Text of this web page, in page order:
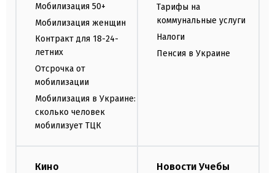
Мобилизация 50+
Мобилизация женщин
Контракт для 18-24-
летних
Отсрочка от
мобилизации
Мобилизация в Украине:
сколько человек
мобилизует ТЦК
Тарифы на
коммунальные услуги
Налоги
Пенсия в Украине
Кино Новости Учебы